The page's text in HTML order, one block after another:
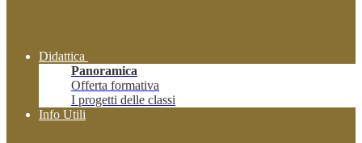
Didattica
Panoramica
Offerta formativa
I progetti delle classi
Info Utili